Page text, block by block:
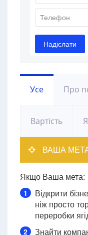
Усе Про
Вартість
ВАША
Якщо Ваша мета:
1
Відкрити
ніж просто
переробки
2
Знайти